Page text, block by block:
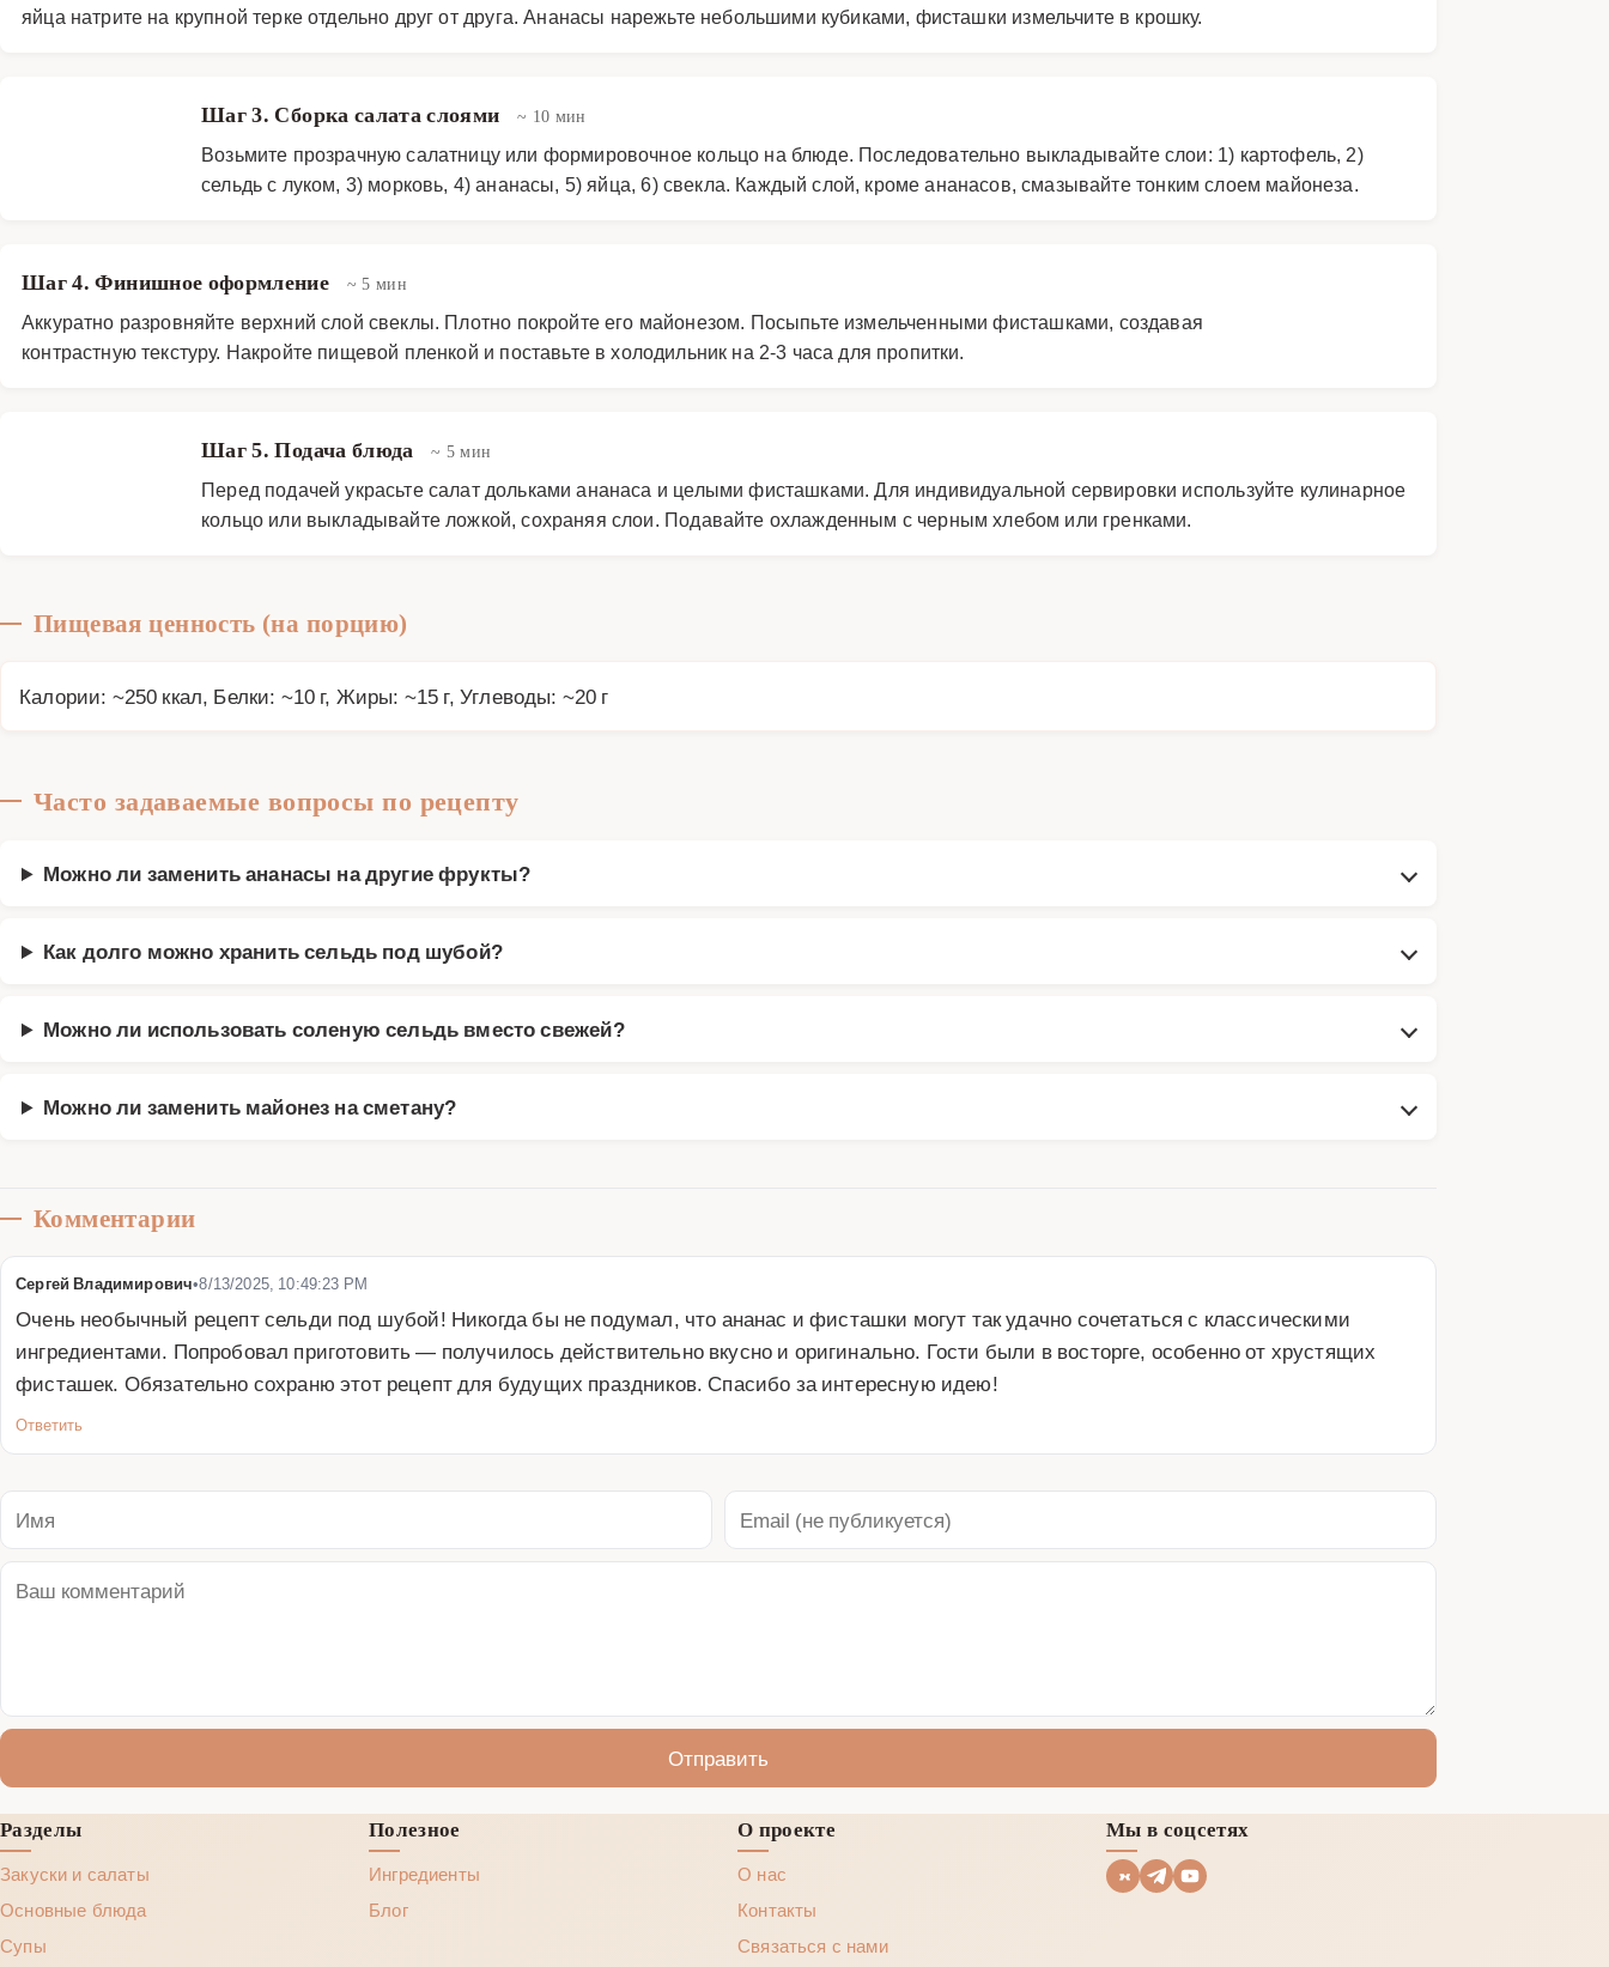
яйца натрите на крупной терке отдельно друг от друга. Ананасы нарежьте небольшими кубиками, фисташки измельчите в крошку.
Шаг 3. Сборка салата слоями ~ 10 мин
Возьмите прозрачную салатницу или формировочное кольцо на блюде. Последовательно выкладывайте слои: 1) картофель, 2)
сельдь с луком, 3) морковь, 4) ананасы, 5) яйца, 6) свекла. Каждый слой, кроме ананасов, смазывайте тонким слоем майонеза.
Шаг 4. Финишное оформление ~ 5 мин
Аккуратно разровняйте верхний слой свеклы. Плотно покройте его майонезом. Посыпьте измельченными фисташками, создавая
контрастную текстуру. Накройте пищевой пленкой и поставьте в холодильник на 2-3 часа для пропитки.
Шаг 5. Подача блюда ~ 5 мин
Перед подачей украсьте салат дольками ананаса и целыми фисташками. Для индивидуальной сервировки используйте кулинарное
кольцо или выкладывайте ложкой, сохраняя слои. Подавайте охлажденным с черным хлебом или гренками.
Пищевая ценность (на порцию)
Калории: ~250 ккал, Белки: ~10 г, Жиры: ~15 г, Углеводы: ~20 г
Часто задаваемые вопросы по рецепту
Можно ли заменить ананасы на другие фрукты?
Как долго можно хранить сельдь под шубой?
Можно ли использовать соленую сельдь вместо свежей?
Можно ли заменить майонез на сметану?
Комментарии
Сергей Владимирович•8/13/2025, 10:49:23 PM
Очень необычный рецепт сельди под шубой! Никогда бы не подумал, что ананас и фисташки могут так удачно сочетаться с классическими
ингредиентами. Попробовал приготовить — получилось действительно вкусно и оригинально. Гости были в восторге, особенно от хрустящих
фисташек. Обязательно сохраню этот рецепт для будущих праздников. Спасибо за интересную идею!
Ответить
Отправить
Разделы
Закуски и салаты
Основные блюда
Супы
Полезное
Ингредиенты
Блог
О проекте
О нас
Контакты
Связаться с нами
Мы в соцсетях